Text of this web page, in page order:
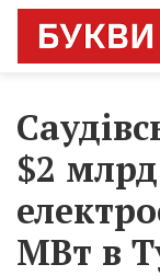
$2
МВт в